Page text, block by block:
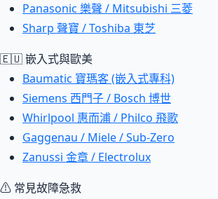
Panasonic 樂聲 / Mitsubishi 三菱
Sharp 聲寶 / Toshiba 東芝
🇪🇺 嵌入式與歐美
Baumatic 寶瑪客 (嵌入式專科)
Siemens 西門子 / Bosch 博世
Whirlpool 惠而浦 / Philco 飛歌
Gaggenau / Miele / Sub-Zero
Zanussi 金章 / Electrolux
⚠ 常見故障急救